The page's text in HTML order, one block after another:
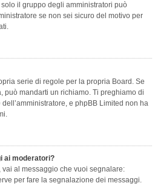
il gruppo degli amministratori può
se non sei sicuro del motivo per
serie di regole per la propria Board. Se
può mandarti un richiamo. Ti preghiamo di
e phpBB Limited non ha
ai moderatori?
vai al messaggio che vuoi segnalare:
per fare la segnalazione dei messaggi.